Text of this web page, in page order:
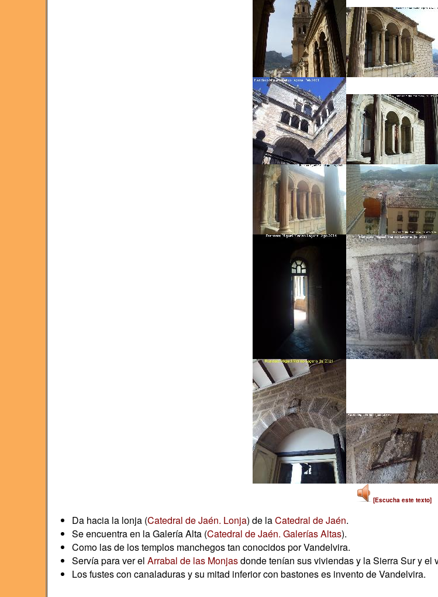
[Escucha este texto]
Da hacia la lonja (Catedral de Jaén. Lonja) de laCatedral de Jaén.
Se encuentra en la Galería Alta (Catedral de Jaén. Galerías Altas).
Como las de los templos manchegos tan conocidos por Vandelvira.
Servía para ver el Arrabal de las Monjasdonde tenían sus viviendas y la Sierra Sur y el
Los fustes con canaladuras y su mitad inferior con bastones es invento de Vandelvira.